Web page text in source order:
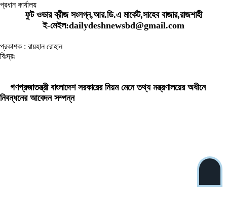
প্রধান কার্যালয়
ফুট ওভার ব্রীজ সংলগ্ন,আর.ডি.এ মার্কেট,সাহেব বাজার,রাজশাহী
ই-মেইল:dailydeshnewsbd@gmail.com
প্রকাশক : রায়হান রোহান
বিঃদ্রঃ
গণপ্রজাতন্ত্রী বাংলাদেশ সরকারের নিয়ম মেনে তথ্য মন্ত্রণালয়ের অধীনে
নিবন্ধনের আবেদন সম্পন্ন